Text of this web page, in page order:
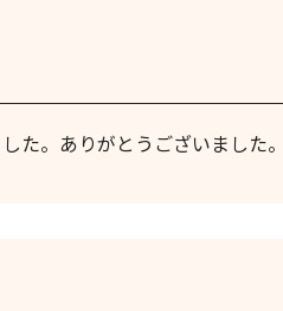
た。ありがとうございました。